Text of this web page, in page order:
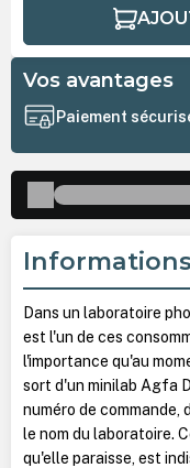
Vos avantages
Paiement
Dans un laboratoire
est l'un de ces
l'importance qu'au
sort d'un minilab Agfa
numéro de
le nom du laboratoire.
qu'elle paraisse, est